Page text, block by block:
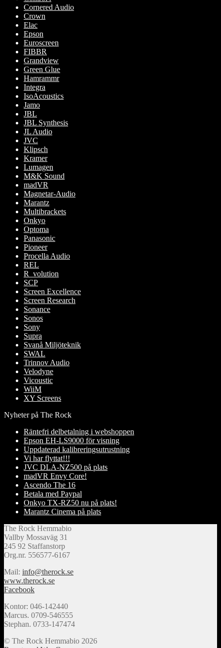
Cornered Audio
Crown
Elac
Epson
Euroscreen
FIBBR
Grandview
Green Glue
Hamrammr
Integra
IsoAcoustics
Jamo
JBL
JBL Synthesis
JL Audio
JVC
Klipsch
Kramer
Lumagen
M&K Sound
madVR
Magnetar-Audio
Marantz
Multibrackets
Onkyo
Optoma
Panasonic
Pioneer
Procella Audio
REL
R_volution
SCP
Screen Excellence
Screen Research
Sonance
Sonos
Sony
Supra
Svanå Miljöteknik
SWAL
Trinnov Audio
Velodyne
Vicoustic
WiiM
XY Screens
Nyheter på The Rock
Räntefri delbetalning i webshoppen
Epson EH-LS9000 för visning
Uppdaterad kalibreringsutrustning
Vi har flyttat!!!
JVC DLA-NZ500 på plats
madVR Envy Core!
Ascendo The 16
Betala med Paypal
Onkyo TX-RZ50 nu på plats!
Marantz Cinema på plats
The Rock Hemmabio
Vallby Mossaväg 31
245 92 Staffanstorp
Org.nr. 556577-6167
Mail: info@therock.se
www.therock.se
Facebook
Kontor: 046-142440
Marcus. 0709-546555
Stephan. 0733-147474
© The Rock Hemmabio 2026